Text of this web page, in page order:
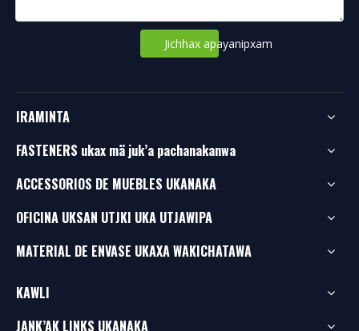
Jichhax apayanipxam
IRAMINTA
FASTENERS ukax mä juk’a pachanakanwa
ACCESSORIOS DE MUEBLES UKANAKA
OFICINA UKSAN UTJKI UKA UTJAWIPA
MATERIAL DE ENVASE UKAXA WAKICHATAWA
KAWLI
JANK’AK LINKS UKANAKA